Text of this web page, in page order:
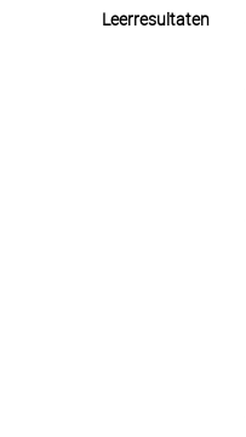
Leerresultaten